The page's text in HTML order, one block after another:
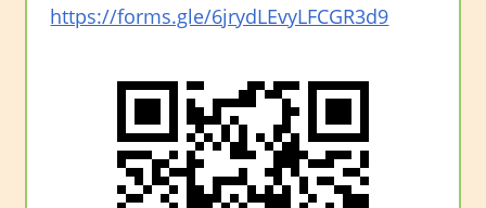
https://forms.gle/6jrydLEvyLFCGR3d9